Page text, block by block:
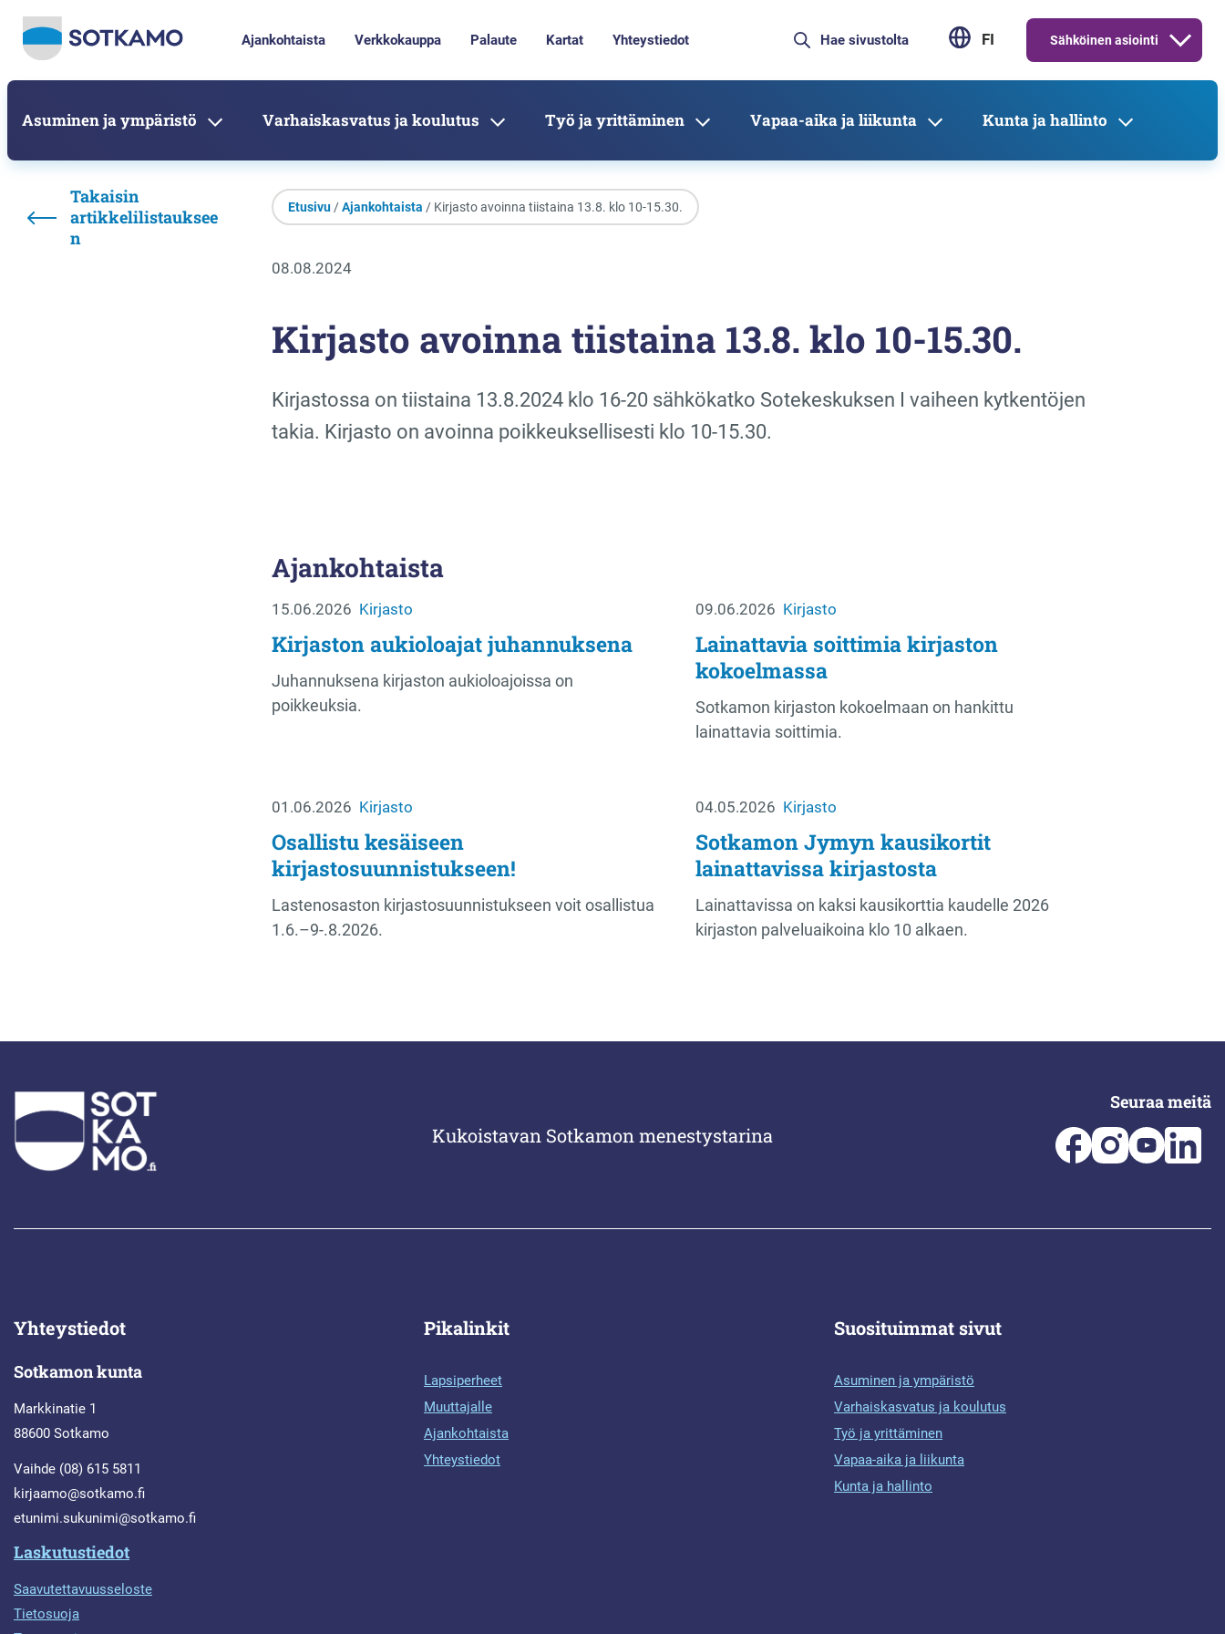
Ajankohtaista Verkkokauppa Palaute Kartat Yhteystiedot FI Sähköinen asiointi
Asuminen ja ympäristö Varhaiskasvatus ja koulutus Työ ja yrittäminen Vapaa-aika ja liikunta Kunta ja hallinto
Takaisin
artikkelilistauksee
n
Etusivu/Ajankohtaista / Kirjasto avoinna tiistaina 13.8. klo 10-15.30.
08.08.2024
Kirjasto avoinna tiistaina 13.8. klo 10-15.30.
Kirjastossa on tiistaina 13.8.2024 klo 16-20 sähkökatko Sotekeskuksen I vaiheen kytkentöjen
takia. Kirjasto on avoinna poikkeuksellisesti klo 10-15.30.
Ajankohtaista
15.06.2026 Kirjasto
Kirjaston aukioloajat juhannuksena
Juhannuksena kirjaston aukioloajoissa on
poikkeuksia.
09.06.2026 Kirjasto
Lainattavia soittimia kirjaston
kokoelmassa
Sotkamon kirjaston kokoelmaan on hankittu
lainattavia soittimia.
01.06.2026 Kirjasto
Osallistu kesäiseen
kirjastosuunnistukseen!
Lastenosaston kirjastosuunnistukseen voit osallistua
1.6.–9-.8.2026.
04.05.2026 Kirjasto
Sotkamon Jymyn kausikortit
lainattavissa kirjastosta
Lainattavissa on kaksi kausikorttia kaudelle 2026
kirjaston palveluaikoina klo 10 alkaen.
Kukoistavan Sotkamon menestystarina
Seuraa meitä
Yhteystiedot
Sotkamon kunta
Markkinatie 1
88600 Sotkamo
Vaihde (08) 615 5811
kirjaamo@sotkamo.fi
etunimi.sukunimi@sotkamo.fi
Laskutustiedot
Saavutettavuusseloste
Tietosuoja
Pikalinkit
Lapsiperheet
Muuttajalle
Ajankohtaista
Yhteystiedot
Suosituimmat sivut
Asuminen ja ympäristö
Varhaiskasvatus ja koulutus
Työ ja yrittäminen
Vapaa-aika ja liikunta
Kunta ja hallinto